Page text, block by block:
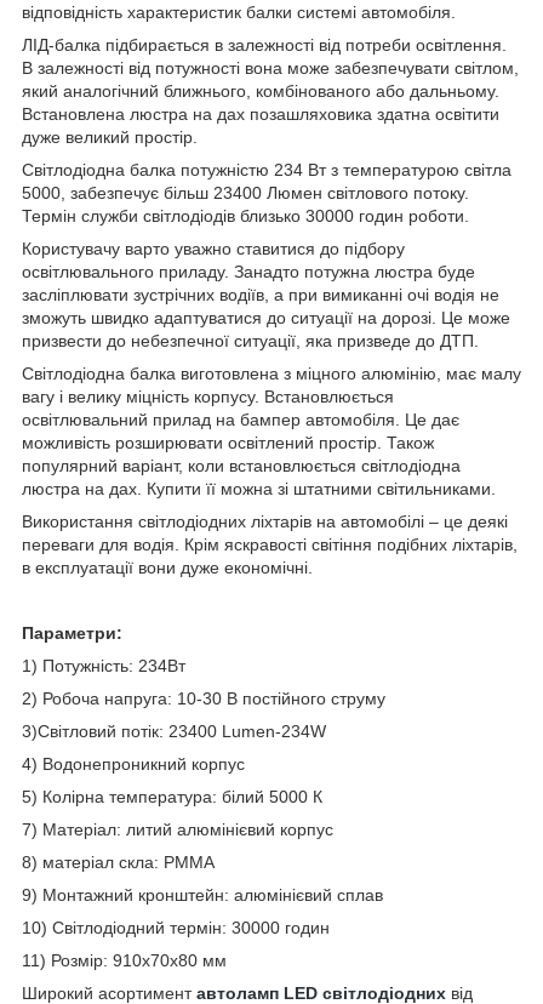
відповідність характеристик балки системі автомобіля.
ЛІД-балка підбирається в залежності від потреби освітлення.
В залежності від потужності вона може забезпечувати світлом,
який аналогічний ближнього, комбінованого або дальньому.
Встановлена люстра на дах позашляховика здатна освітити
дуже великий простір.
Світлодіодна балка потужністю 234 Вт з температурою світла
5000, забезпечує більш 23400 Люмен світлового потоку.
Термін служби світлодіодів близько 30000 годин роботи.
Користувачу варто уважно ставитися до підбору
освітлювального приладу. Занадто потужна люстра буде
засліплювати зустрічних водіїв, а при вимиканні очі водія не
зможуть швидко адаптуватися до ситуації на дорозі. Це може
призвести до небезпечної ситуації, яка призведе до ДТП.
Світлодіодна балка виготовлена з міцного алюмінію, має малу
вагу і велику міцність корпусу. Встановлюється
освітлювальний прилад на бампер автомобіля. Це дає
можливість розширювати освітлений простір. Також
популярний варіант, коли встановлюється світлодіодна
люстра на дах. Купити її можна зі штатними світильниками.
Використання світлодіодних ліхтарів на автомобілі – це деякі
переваги для водія. Крім яскравості світіння подібних ліхтарів,
в експлуатації вони дуже економічні.
Параметри:
1) Потужність: 234Вт
2) Робоча напруга: 10-30 В постійного струму
3)Світловий потік: 23400 Lumen-234W
4) Водонепроникний корпус
5) Колірна температура: білий 5000 К
7) Матеріал: литий алюмінієвий корпус
8) матеріал скла: PMMA
9) Монтажний кронштейн: алюмінієвий сплав
10) Світлодіодний термін: 30000 годин
11) Розмір: 910х70х80 мм
Широкий асортиментавтоламп LED світлодіодних від